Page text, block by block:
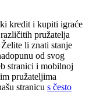
kredit i kupiti igraće
pružatelja
li znati stanje
od svog
stranici i mobilnoj
pružateljima
stranicu s često